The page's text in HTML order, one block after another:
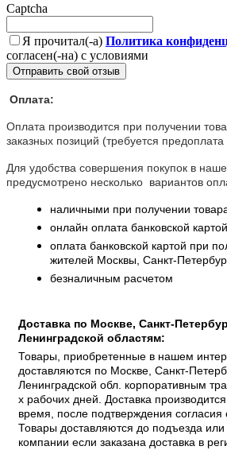
Captcha
Я прочитал(-а) Политика
согласен(-на) с условиями
Отправить свой отзыв
Оплата:
Оплата производится при получении
заказных позиций (требуется предоплата
Для удобства совершения покупок в
предусмотрено несколько вариантов
наличными при получении
онлайн оплата банковской картой
оплата банковской картой при
жителей Москвы, Санкт-
безналичным расчетом
Доставка по Москве, Санкт-
Ленинградской областям:
Товары, приобретенные в нашем
доставляются по Москве, Санкт-
Ленинградской обл. корпоративным
х рабочих дней. Доставка
время, после подтверждения согласия
Товары доставляются до подъезда или
компании если заказана доставка в